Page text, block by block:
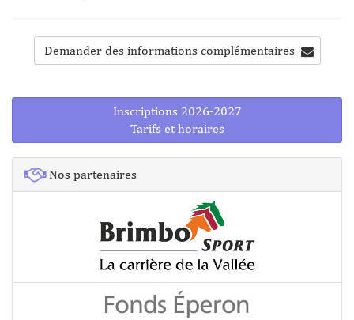
Demander des informations complémentaires
Inscriptions 2026-2027
Tarifs et horaires
Nos partenaires